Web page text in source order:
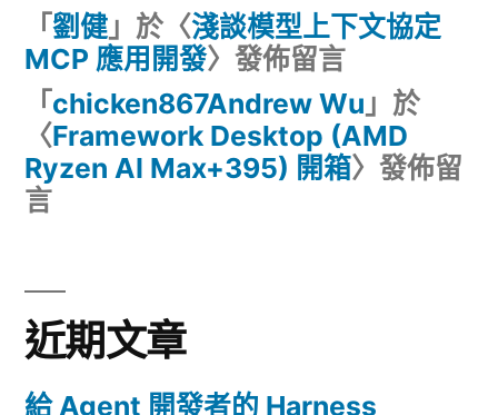
「 劉健 」於〈淺談模型上下文協定
MCP 應用開發〉發佈留言
「 chicken867Andrew Wu 」於
〈Framework Desktop (AMD
Ryzen AI Max+395) 開箱〉發佈留
言
近期文章
給 Agent 開發者的 Harness